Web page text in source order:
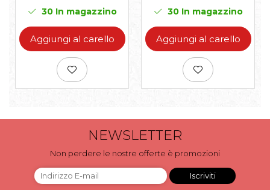
30In magazzino
Aggiungi al carello
30In magazzino
Aggiungi al carello
NEWSLETTER
Non perdere le nostre offerte è promozioni